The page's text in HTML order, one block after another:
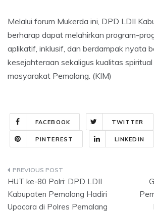
Melalui forum Mukerda ini, DPD LDII
berharap dapat melahirkan program-
aplikatif, inklusif, dan berdampak nyata
kesejahteraan sekaligus kualitas
masyarakat Pemalang. (KIM)
FACEBOOK TWITTER
PINTEREST LINKEDIN
Post
navigation
HUT ke-80 Polri: DPD LDII
Kabupaten Pemalang Hadiri
Upacara di Polres Pemalang